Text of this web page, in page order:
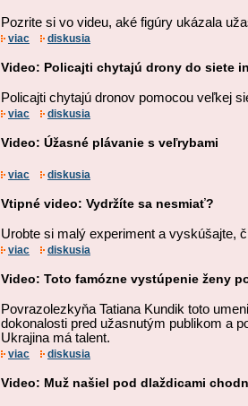
Pozrite si vo videu, aké figúry ukázala
viac diskusia
Video: Policajti chytajú drony do siete
Policajti chytajú dronov pomocou veľkej
viac diskusia
Video: Úžasné plávanie s veľrybami
viac diskusia
Vtipné video: Vydržíte sa nesmiať?
Urobte si malý experiment a vyskúšajte,
viac diskusia
Video: Toto famózne vystúpenie ženy
Povrazolezkyňa Tatiana Kundik toto
dokonalosti pred užasnutým publikom a
Ukrajina má talent.
viac diskusia
Video: Muž našiel pod dlaždicami